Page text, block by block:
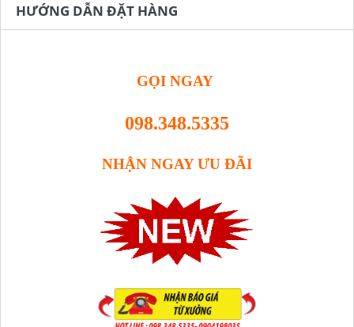
HƯỚNG DẪN ĐẶT HÀNG
GỌI NGAY
098.348.5335
NHẬN NGAY ƯU ĐÃI